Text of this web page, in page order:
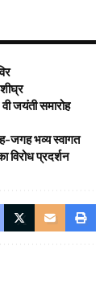
जयंती समारोह
जगह भव्य स्वागत
प्रदर्शन